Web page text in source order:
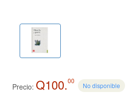
Precio: Q100.00
No disponible